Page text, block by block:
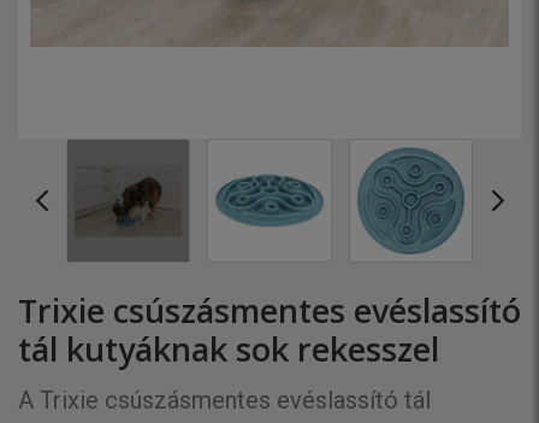
Trixie csúszásmentes evéslassító
tál kutyáknak sok rekesszel
A Trixie csúszásmentes evéslassító tál